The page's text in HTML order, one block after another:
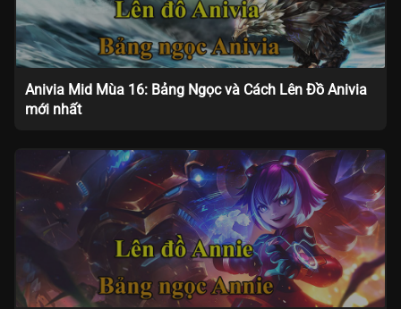
Anivia Mid Mùa 16: Bảng Ngọc và Cách Lên Đồ Anivia
mới nhất